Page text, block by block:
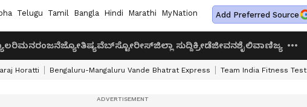
Telugu Tamil Bangla Hindi Marathi MyNation Add Preferred Source
ಮನರಂಜನೆಜ್ಯೋತಿಷ್ಯವೆಬ್‌ಸ್ಟೋರೀಸ್ಜಿಲ್ಲಾ ಸುದ್ದಿಕ್ರೀಡೆಜೀವನಶೈಲಿವಾಣಿಜ್ಯ
Horatti Bengaluru-Mangaluru Vande Bhatrat Express Team India Fitness Test